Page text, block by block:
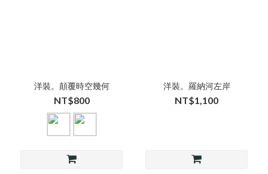
洋裝。顛覆時空幾何
NT$800
洋裝。羅納河左岸
NT$1,100